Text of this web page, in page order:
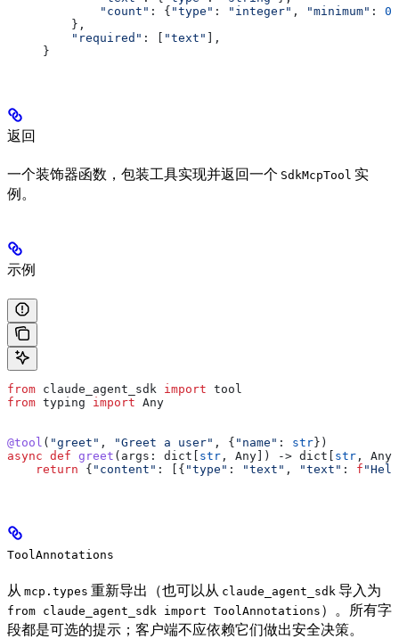
        "count"
: { "type" : "integer" , "minimum" : 0
    },
    "required"
: [ "text"
],
}
返回
一个装饰器函数，包装工具实现并返回一个 SdkMcpTool 实
例。
示例
from claude_agent_sdk import tool
from typing import Any
@tool ( "greet" , "Greet a user" , { "name" : str })
async def greet ( args : dict[ str , Any]) -> dict[ str ,
    return
{ "content" : [{ "type" : "text" , "text" : f
ToolAnnotations
从 mcp.types 重新导出（也可以从 claude_agent_sdk 导入为
from claude_agent_sdk import ToolAnnotations ）。所有字
段都是可选的提示；客户端不应依赖它们做出安全决策。